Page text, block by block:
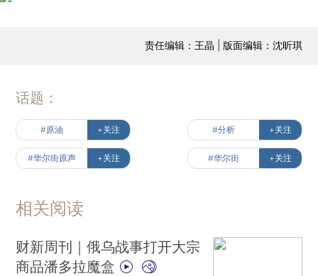
责任编辑：王晶 | 版面编辑：沈昕琪
话题：
#原油 +关注 #分析 +关注
#华尔街原声 +关注 #华尔街 +关注
相关阅读
财新周刊｜俄乌战事打开大宗
商品潘多拉魔盒